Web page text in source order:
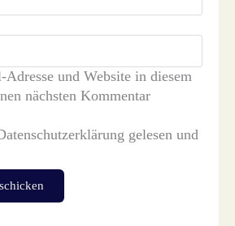
und Website in diesem
nächsten Kommentar
gelesen und